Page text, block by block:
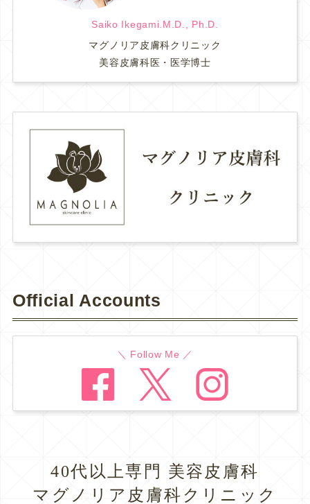
Saiko Ikegami.M.D., Ph.D.
マグノリア皮膚科クリニック
美容皮膚科医・医学博士
Official Accounts
＼ Follow Me ／
40代以上専門 美容皮膚科
マグノリア皮膚科クリニック